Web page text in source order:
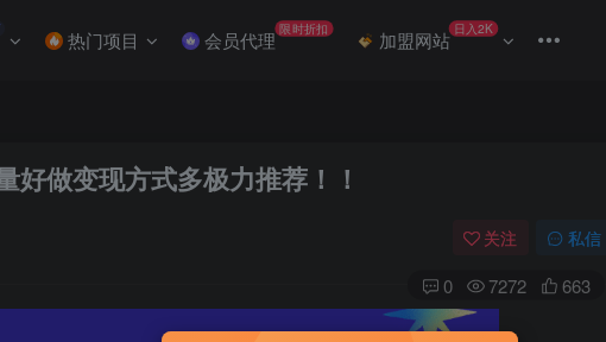
热门项目 会员代理 限时折扣 加盟网站 日入2K
好做变现方式多极力推荐！！
关注 私信
0 7272 663